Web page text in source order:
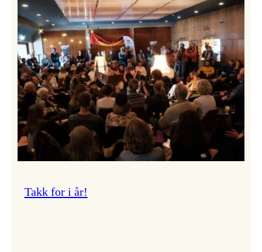
Vossa
Jazz
om
endringar
i
administrasjonen
Takk for i år!